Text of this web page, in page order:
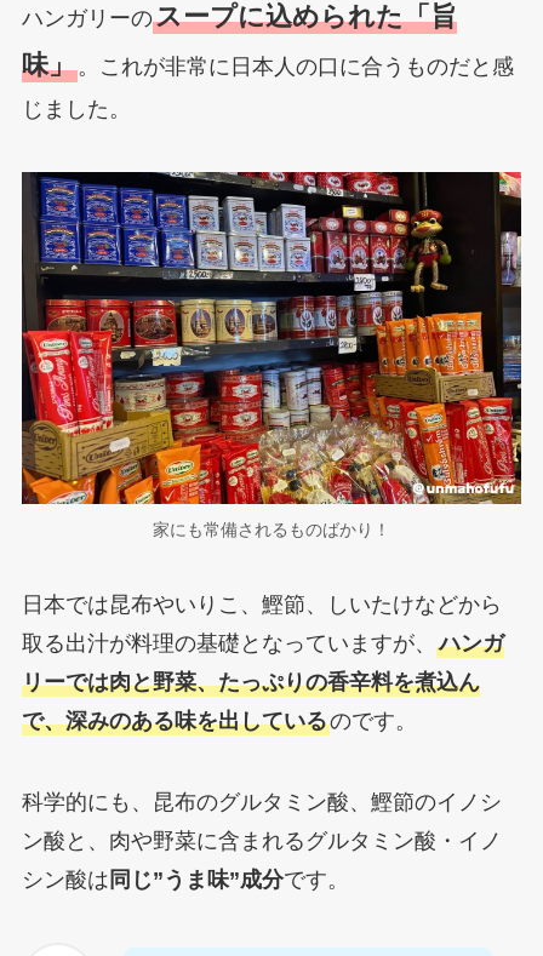
ハンガリーのスープに込められた「旨
味」。これが非常に日本人の口に合うものだと感
じました。
家にも常備されるものばかり！
日本では昆布やいりこ、鰹節、しいたけなどから
取る出汁が料理の基礎となっていますが、 ハンガ
リーでは肉と野菜、たっぷりの香辛料を煮込ん
で、深みのある味を出しているのです。
科学的にも、昆布のグルタミン酸、鰹節のイノシ
ン酸と、肉や野菜に含まれるグルタミン酸・イノ
シン酸は 同じ”うま味”成分です。